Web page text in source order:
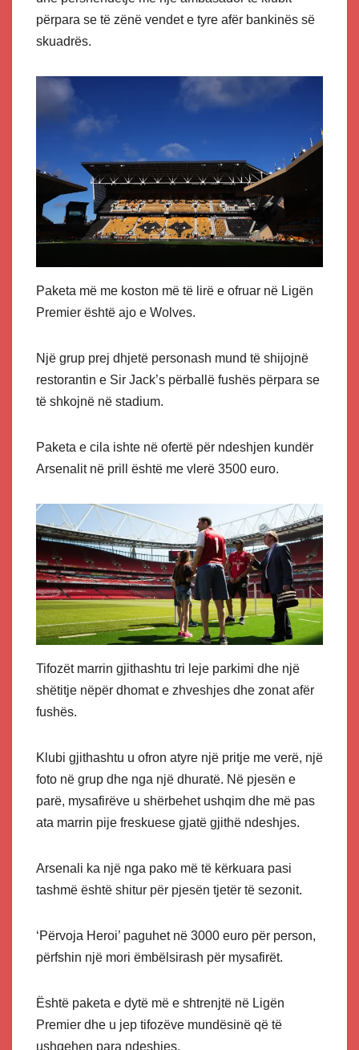
përpara se të zënë vendet e tyre afër bankinës së
skuadrës.
Paketa më me koston më të lirë e ofruar në Ligën
Premier është ajo e Wolves.
Një grup prej dhjetë personash mund të shijojnë
restorantin e Sir Jack’s përballë fushës përpara se
të shkojnë në stadium.
Paketa e cila ishte në ofertë për ndeshjen kundër
Arsenalit në prill është me vlerë 3500 euro.
Tifozët marrin gjithashtu tri leje parkimi dhe një
shëtitje nëpër dhomat e zhveshjes dhe zonat afër
fushës.
Klubi gjithashtu u ofron atyre një pritje me verë, një
foto në grup dhe nga një dhuratë. Në pjesën e
parë, mysafirëve u shërbehet ushqim dhe më pas
ata marrin pije freskuese gjatë gjithë ndeshjes.
Arsenali ka një nga pako më të kërkuara pasi
tashmë është shitur për pjesën tjetër të sezonit.
‘Përvoja Heroi’ paguhet në 3000 euro për person,
përfshin një mori ëmbëlsirash për mysafirët.
Është paketa e dytë më e shtrenjtë në Ligën
Premier dhe u jep tifozëve mundësinë që të
ushqehen para ndeshjes.